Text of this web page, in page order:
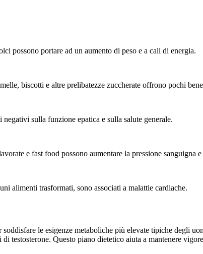
possono portare ad un aumento di peso e a cali di energia.
biscotti e altre prelibatezze zuccherate offrono pochi
negativi sulla funzione epatica e sulla salute generale.
e fast food possono aumentare la pressione sanguigna
alimenti trasformati, sono associati a malattie cardiache.
le esigenze metaboliche più elevate tipiche degli
testosterone. Questo piano dietetico aiuta a mantenere